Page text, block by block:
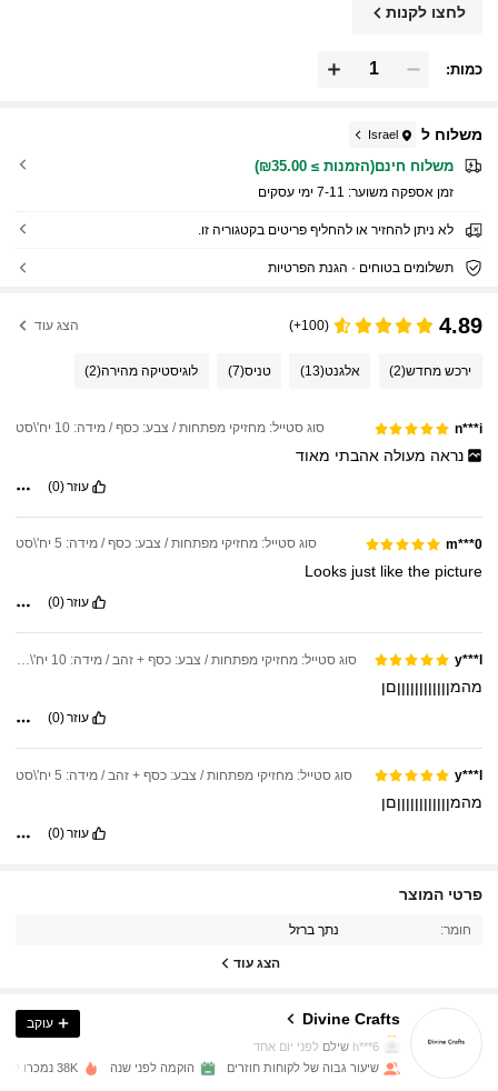
לחצו לקנות
כמות:
משלוח ל Israel
משלוח חינם(הזמנות ≥ ₪35.00)
זמן אספקה ​​משוער: 7-11 ימי עסקים
לא ניתן להחזיר או להחליף פריטים בקטגוריה זו.
תשלומים בטוחים · הגנת הפרטיות
4.89
(100+) הצג עוד
ירכש מחדש(2) אלגנט(13) טניס(7) לוגיסטיקה מהירה(2)
n***i סוג סטייל: מחזיקי מפתחות / צבע: כסף / מידה: 10 יח'\סט
נראה מעולה אהבתי מאוד
עוזר(0)
m***0 סוג סטייל: מחזיקי מפתחות / צבע: כסף / מידה: 5 יח'\סט
Looks just like the picture
עוזר(0)
y***l
מהמןןןןןןןןןןןןםן
עוזר(0)
y***l סוג סטייל: מחזיקי מפתחות / צבע: כסף + זהב / מידה: 5 יח'\סט
מהמןןןןןןןןןןןןםן
עוזר(0)
פרטי המוצר
חומר: נתך ברזל
הצג עוד
Divine Crafts
4.86
1.1K עוקבים
h***6 שילם לפני יום אחד
עוקב
שיעור גבוה של לקוחות חוזרים הוקמה לפני שנה 38K נמכרו לאחרונה